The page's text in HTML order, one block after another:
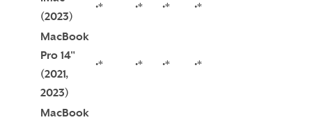
(2023)
•* •* •* •*
MacBook
Pro 14"
(2021,
2023)
•* •* •* •*
MacBook